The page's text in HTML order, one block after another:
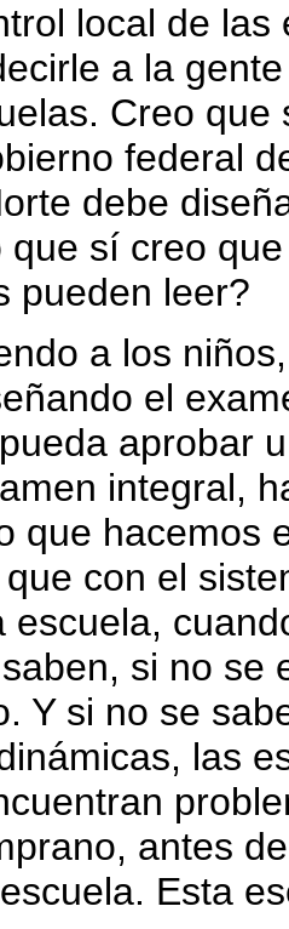
local de
a la
Creo
federal
debe
que sí creo
pueden leer?
a los
el
aprobar
integral,
que hacemos
con el
escuela,
si no se
Y si no se
las
antes
Esta